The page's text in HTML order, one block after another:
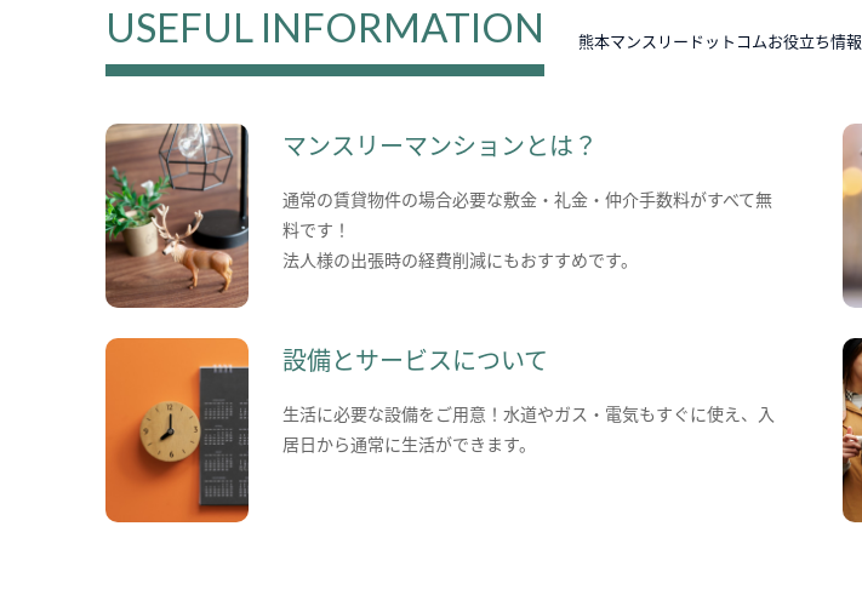
USEFUL INFORMATION 熊本マンスリードットコムお役立ち情報
マンスリーマンションとは？
通常の賃貸物件の場合必要な敷金・礼金・仲介手数料がすべて無
料です！
法人様の出張時の経費削減にもおすすめです。
設備とサービスについて
生活に必要な設備をご用意！水道やガス・電気もすぐに使え、入
居日から通常に生活ができます。